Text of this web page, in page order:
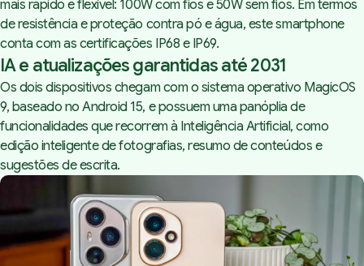
mais rápido e flexível: 100W com fios e 50W sem fios. Em termos
de resistência e proteção contra pó e água, estesmartphone
conta com as certificações IP68 e IP69.
IA e atualizações garantidas até 2031
Os dois dispositivos chegam com o sistema operativo MagicOS
9, baseado no Android 15, e possuem uma panóplia de
funcionalidades que recorrem à Inteligência Artificial, como
edição inteligente de fotografias, resumo de conteúdos e
sugestões de escrita.